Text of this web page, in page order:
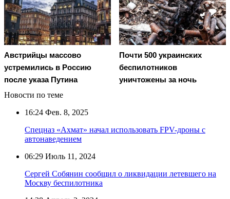
Австрийцы массово
устремились в Россию
после указа Путина
Почти 500 украинских
беспилотников
уничтожены за ночь
Новости по теме
16:24 Фев. 8, 2025
Спецназ «Ахмат» начал использовать FPV-дроны с
автонаведением
06:29 Июль 11, 2024
Сергей Собянин сообщил о ликвидации летевшего на
Москву беспилотника